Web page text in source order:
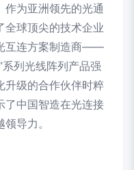
作为亚洲领先的光通
全球顶尖的技术企业
互连方案制造商——
列光线阵列产品强
升级的合作伙伴时粹
了中国智造在光连接
导力。